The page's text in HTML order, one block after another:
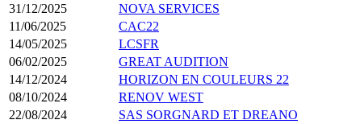
31/12/2025
NOVA SERVICES
11/06/2025
CAC22
14/05/2025
LCSFR
06/02/2025
GREAT AUDITION
14/12/2024
HORIZON EN COULEURS 22
08/10/2024
RENOV WEST
22/08/2024
SAS SORGNARD ET DREANO